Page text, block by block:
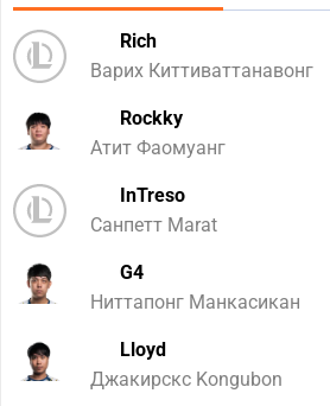
Rich
Варих Киттиваттанавонг
Rockky
Атит Фаомуанг
InTreso
Санпетт Marat
G4
Ниттапонг Манкасикан
Lloyd
Джакирскс Kongubon